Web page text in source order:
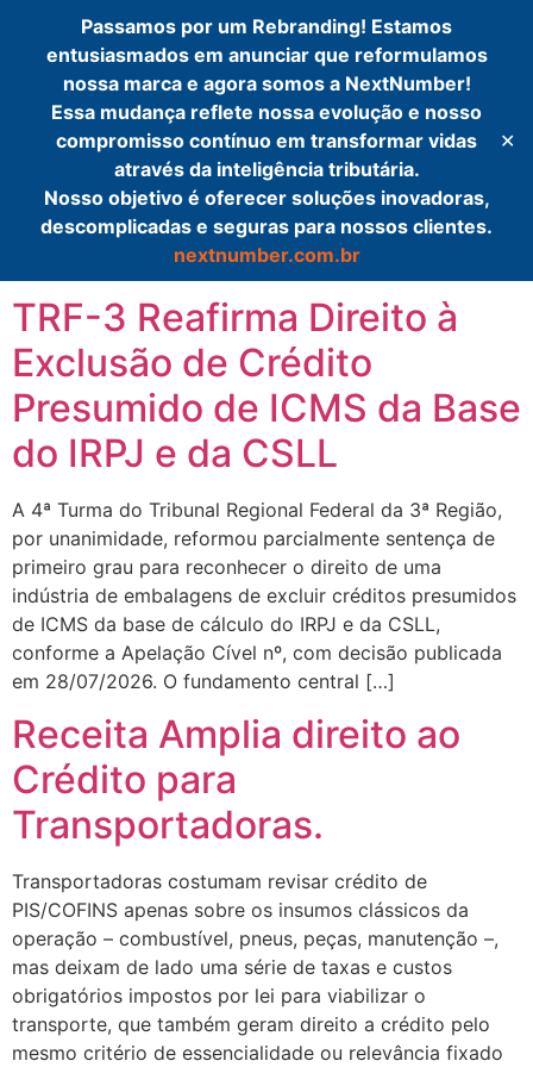
Passamos por um Rebranding! Estamos
entusiasmados em anunciar que reformulamos
nossa marca e agora somos a NextNumber!
Essa mudança reflete nossa evolução e nosso
compromisso contínuo em transformar vidas
através da inteligência tributária.
Nosso objetivo é oferecer soluções inovadoras,
descomplicadas e seguras para nossos clientes.
nextnumber.com.br
✕
Simples
Auditor
Categoria:Valor
Tributário
TRF-3 Reafirma Direito à
Exclusão de Crédito
Presumido de ICMS da Base
do IRPJ e da CSLL
A 4ª Turma do Tribunal Regional Federal da 3ª Região,
por unanimidade, reformou parcialmente sentença de
primeiro grau para reconhecer o direito de uma
indústria de embalagens de excluir créditos presumidos
de ICMS da base de cálculo do IRPJ e da CSLL,
conforme a Apelação Cível nº, com decisão publicada
em 28/07/2026. O fundamento central […]
Receita Amplia direito ao
Crédito para
Transportadoras.
Transportadoras costumam revisar crédito de
PIS/COFINS apenas sobre os insumos clássicos da
operação – combustível, pneus, peças, manutenção –,
mas deixam de lado uma série de taxas e custos
obrigatórios impostos por lei para viabilizar o
transporte, que também geram direito a crédito pelo
mesmo critério de essencialidade ou relevância fixado